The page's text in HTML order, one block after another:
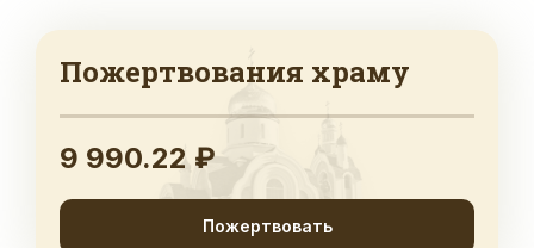
Пожертвования храму
9 990.22 ₽
Пожертвовать